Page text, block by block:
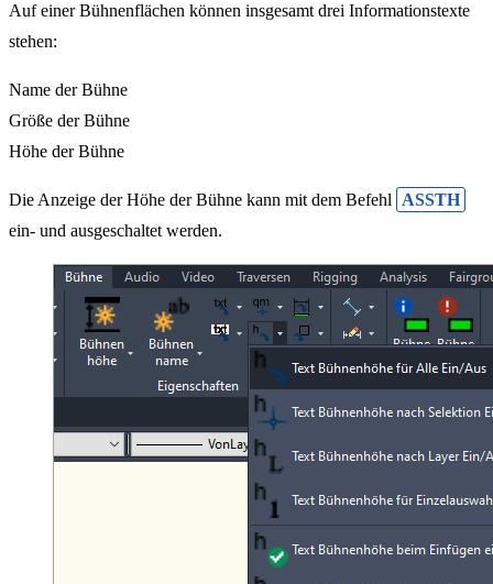
Auf einer Bühnenflächen können insgesamt drei Informationstexte
stehen:
Name der Bühne
Größe der Bühne
Höhe der Bühne
Die Anzeige der Höhe der Bühne kann mit dem Befehl
ASSTH
ein- und ausgeschaltet werden.